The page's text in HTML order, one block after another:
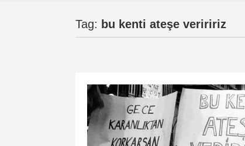
Tag: bu kenti ateşe veriririz